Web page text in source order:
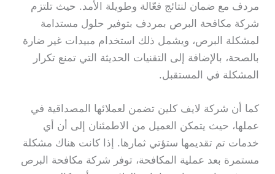
مردف مع ضمان لنتائج فعّالة وطويلة الأمد. حيث تلتزم
شركة مكافحة البرص بمردف بتوفير حلول مستدامة
لمشكلة البرص، ويشمل ذلك استخدام مبيدات غير ضارة
بالصحة، بالإضافة إلى التقنيات الحديثة التي تمنع تكرار
المشكلة في المستقبل.
كما أن شركة لايف كلين تضمن لعملائها المصداقية في
عملها، حيث يتمكن العميل من الاطمئنان إلى أن أي
خدمات تم تقديمها ستؤتي ثمارها. إذا كانت هناك مشكلة
مستمرة بعد عملية المكافحة، توفر شركة مكافحة البرص